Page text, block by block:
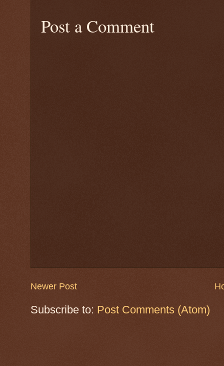
Post a Comment
Newer Post
Subscribe to: Post Comments (Atom)